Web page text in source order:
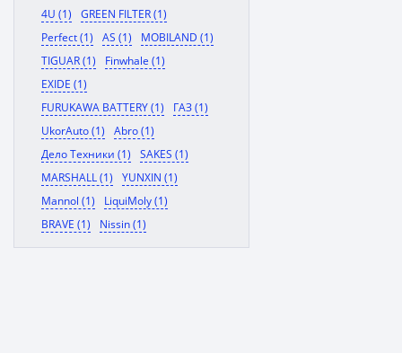
4U (1)
GREEN FILTER (1)
Perfect (1)
AS (1)
MOBILAND (1)
TIGUAR (1)
Finwhale (1)
EXIDE (1)
FURUKAWA BATTERY (1)
ГАЗ (1)
UkorAuto (1)
Abro (1)
Дело Техники (1)
SAKES (1)
MARSHALL (1)
YUNXIN (1)
Mannol (1)
LiquiMoly (1)
BRAVE (1)
Nissin (1)